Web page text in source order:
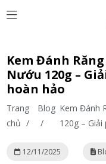
Kem Đánh
Nướu 120g –
hoàn hảo
Trang
chủ /
Blog
/
Kem Đánh
120g –
12/11/2025